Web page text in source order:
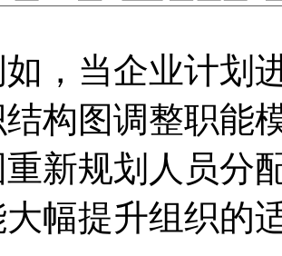
，当企业计划
构图调整职能
重新规划人员分
大幅提升组织的